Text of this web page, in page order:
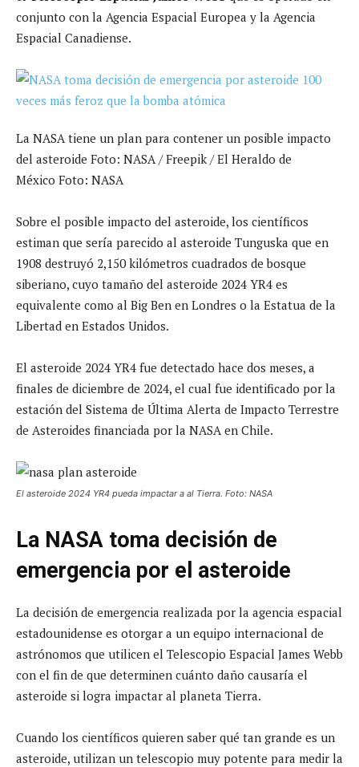
conjunto con la Agencia Espacial Europea y la Agencia
Espacial Canadiense.
La NASA tiene un plan para contener un posible impacto
del asteroide Foto: NASA / Freepik / El Heraldo de
México Foto: NASA
Sobre el posible impacto del asteroide, los científicos
estiman que sería parecido al asteroide Tunguska que en
1908 destruyó 2,150 kilómetros cuadrados de bosque
siberiano, cuyo tamaño del asteroide 2024 YR4 es
equivalente como al Big Ben en Londres o la Estatua de la
Libertad en Estados Unidos.
El asteroide 2024 YR4 fue detectado hace dos meses, a
finales de diciembre de 2024, el cual fue identificado por la
estación del Sistema de Última Alerta de Impacto Terrestre
de Asteroides financiada por la NASA en Chile.
El asteroide 2024 YR4 pueda impactar a al Tierra. Foto: NASA
La NASA toma decisión de
emergencia por el asteroide
La decisión de emergencia realizada por la agencia espacial
estadounidense es otorgar a un equipo internacional de
astrónomos que utilicen el Telescopio Espacial James Webb
con el fin de que determinen cuánto daño causaría el
asteroide si logra impactar al planeta Tierra.
Cuando los científicos quieren saber qué tan grande es un
asteroide, utilizan un telescopio muy potente para medir la